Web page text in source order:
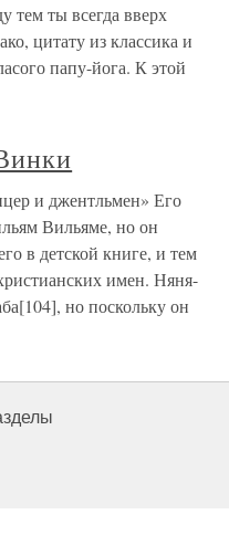
тем ты всегда вверх
цитату из классика и
папу-йога. К этой
и джентльмен» Его
Вильяме, но он
в детской книге, и тем
имен. Няня-
но поскольку он